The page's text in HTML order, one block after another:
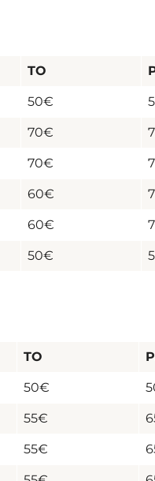
TO
50€
70€
70€
60€
60€
50€
TO
50€
55€
55€